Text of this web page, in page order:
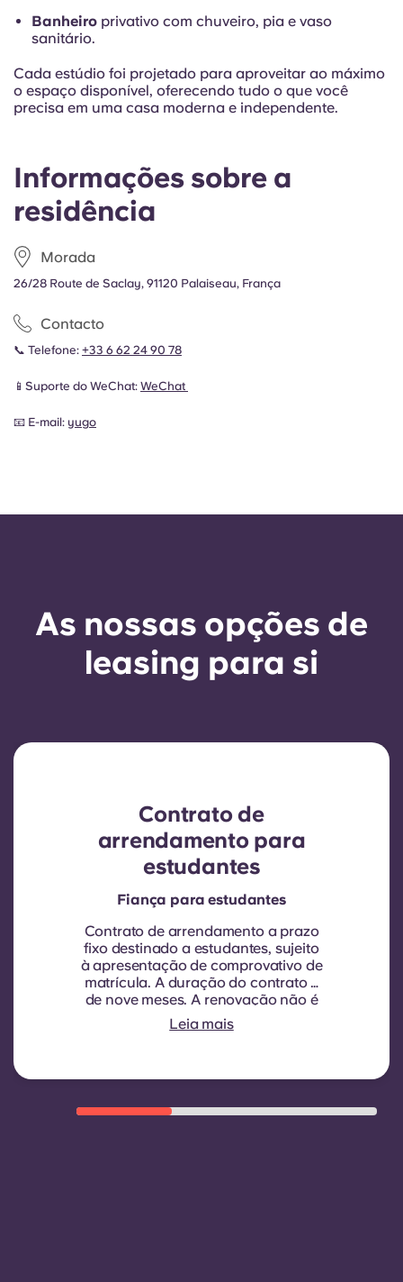
Informações sobre a
residência
Morada
26/28 Route de Saclay, 91120 Palaiseau, França
Contacto
📞 Telefone: +33 6 62 24 90 78
📱Suporte do WeChat: WeChat
📧 E-mail: yugo
Banheiro privativo com chuveiro, pia e vaso
sanitário.
Cada estúdio foi projetado para aproveitar ao máximo
o espaço disponível, oferecendo tudo o que você
precisa em uma casa moderna e independente.
As nossas opções de
leasing para si
Contrato de
arrendamento para
estudantes
Fiança para estudantes
Contrato de arrendamento a prazo
fixo destinado a estudantes, sujeito
à apresentação de comprovativo de
matrícula. A duração do contrato é
de nove meses. A renovação não é
automática, mas pode ser proposta
através de um novo contrato, sujeita
pagamentos, comportamento
quartos.
Leia mais